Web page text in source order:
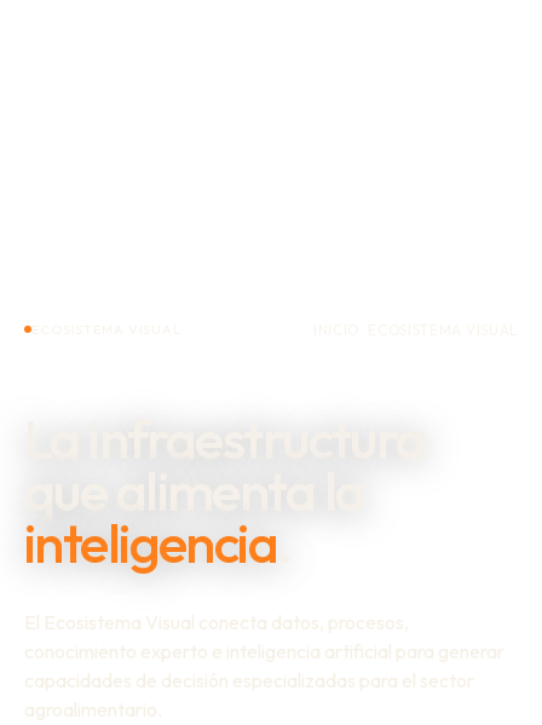
inteligencia
El Ecosistema Visual conecta datos, procesos,
conocimiento experto e inteligencia artificial para generar
capacidades de decisión especializadas para el sector
agroalimentario.